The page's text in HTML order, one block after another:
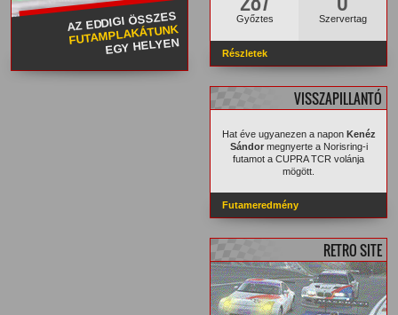
AZ EDDIGI ÖSSZES
FUTAMPLAKÁTUNK
EGY HELYEN
Győztes Szervertag
Részletek
VISSZAPILLANTÓ
Hat éve ugyanezen a napon Kenéz
Sándormegnyerte a Norisring-i
futamot a CUPRA TCR volánja
mögött.
Futameredmény
RETRO SITE